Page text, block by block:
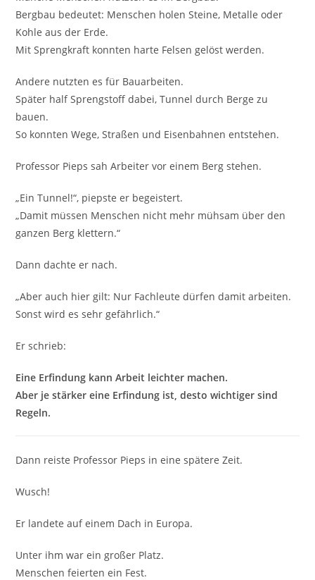
Bergbau bedeutet: Menschen holen Steine, Metalle oder
Kohle aus der Erde.
Mit Sprengkraft konnten harte Felsen gelöst werden.
Andere nutzten es für Bauarbeiten.
Später half Sprengstoff dabei, Tunnel durch Berge zu
bauen.
So konnten Wege, Straßen und Eisenbahnen entstehen.
Professor Pieps sah Arbeiter vor einem Berg stehen.
„Ein Tunnel!“, piepste er begeistert.
„Damit müssen Menschen nicht mehr mühsam über den
ganzen Berg klettern.“
Dann dachte er nach.
„Aber auch hier gilt: Nur Fachleute dürfen damit arbeiten.
Sonst wird es sehr gefährlich.“
Er schrieb:
Eine Erfindung kann Arbeit leichter machen.
Aber je stärker eine Erfindung ist, desto wichtiger sind
Regeln.
Dann reiste Professor Pieps in eine spätere Zeit.
Wusch!
Er landete auf einem Dach in Europa.
Unter ihm war ein großer Platz.
Menschen feierten ein Fest.